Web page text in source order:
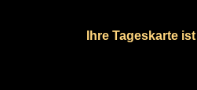
Ihre Tageskarte